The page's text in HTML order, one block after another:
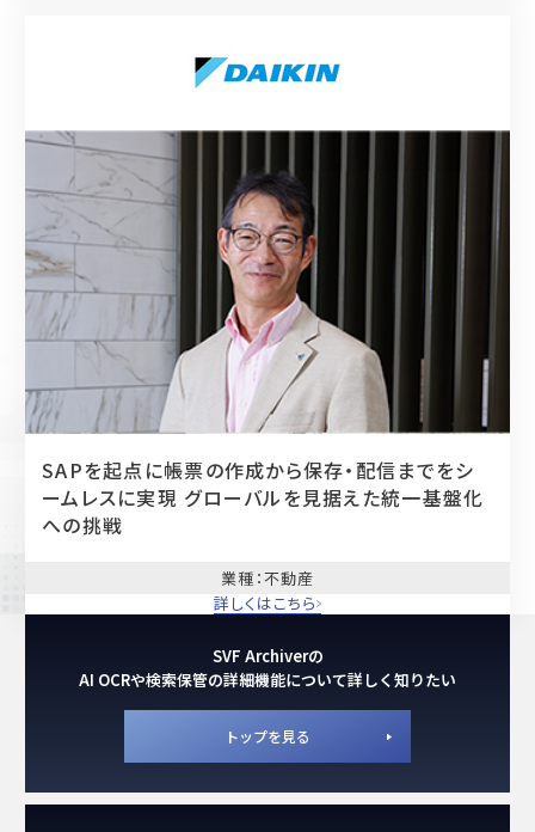
SAPを起点に帳票の作成から保存・配信までをシ
ームレスに実現 グローバルを見据えた統一基盤化
への挑戦
業種 ：不動産
詳しくはこちら
SVF Archiverの
AI OCRや検索保管の詳細機能について詳しく知りたい
トップを見る